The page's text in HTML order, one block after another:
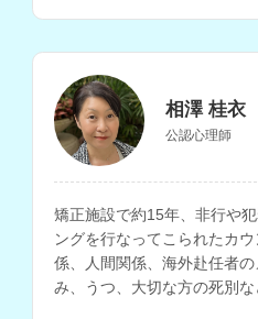
相澤 桂衣
公認心理師
矯正施設で約15年、非行や
ングを行なってこられたカ
係、人間関係、海外赴任者
み、うつ、大切な方の死別な